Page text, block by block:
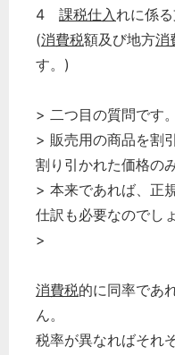
4 課税仕入れに係
(消費税額及び地方消
す。)
> 二つ目の質問です。
> 販売用の商品を割
割り引かれた価格の
> 本来であれば、正
仕訳も必要なのでし
>
消費税的に同率であ
ん。
税率が異なればそれ